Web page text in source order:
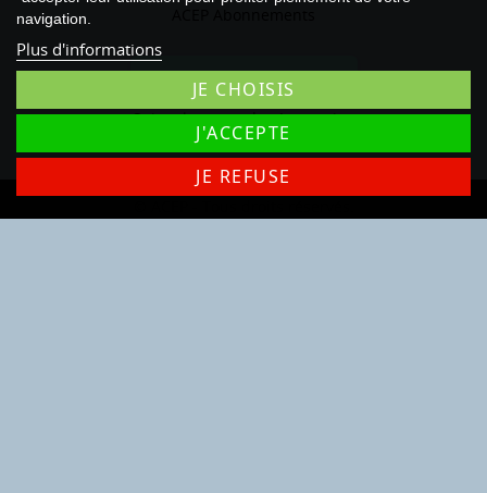
Rétractation
Suivre le statut de rétractation
navigation.
Plus d'informations
JE CHOISIS
JE REFUSE
J'ACCEPTE